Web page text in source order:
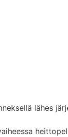
lähes